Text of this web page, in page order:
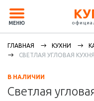
МЕНЮ
ГЛАВНАЯ КУХНИ
СВЕТЛАЯ УГЛОВАЯ
В НАЛИЧИИ
Светлая